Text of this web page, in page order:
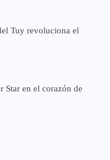
Tuy revoluciona el
Star en el corazón de